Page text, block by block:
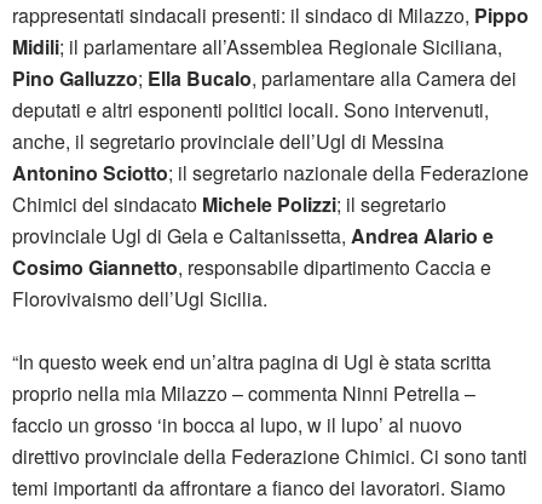
rappresentati sindacali presenti: il sindaco di Milazzo, Pippo
Midili; il parlamentare all’Assemblea Regionale Siciliana,
Pino Galluzzo; Ella Bucalo, parlamentare alla Camera dei
deputati e altri esponenti politici locali. Sono intervenuti,
anche, il segretario provinciale dell’Ugl di Messina
Antonino Sciotto; il segretario nazionale della Federazione
Chimici del sindacato Michele Polizzi; il segretario
provinciale Ugl di Gela e Caltanissetta, Andrea Alario e
Cosimo Giannetto, responsabile dipartimento Caccia e
Florovivaismo dell’Ugl Sicilia.
“In questo week end un’altra pagina di Ugl è stata scritta
proprio nella mia Milazzo – commenta Ninni Petrella –
faccio un grosso ‘in bocca al lupo, w il lupo’ al nuovo
direttivo provinciale della Federazione Chimici. Ci sono tanti
temi importanti da affrontare a fianco dei lavoratori. Siamo